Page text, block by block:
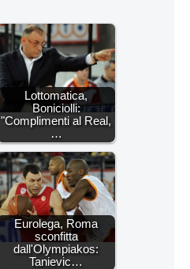
Lottomatica,
Boniciolli:
"Complimenti al Real,
…
Eurolega, Roma
sconfitta
dall'Olympiakos:
Tanievic…